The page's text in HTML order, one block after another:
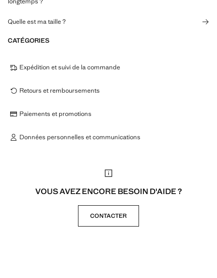
Quelle est ma taille ?
CATÉGORIES
Expédition et suivi de la commande
Retours et remboursements
Paiements et promotions
Données personnelles et communications
VOUS AVEZ ENCORE BESOIN D'AIDE ?
CONTACTER